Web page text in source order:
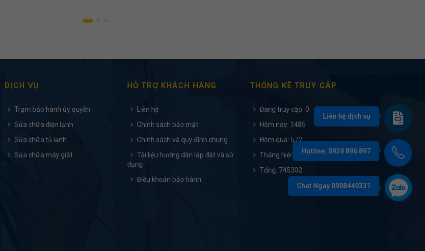
DỊCH VỤ
Trạm bảo hành ủy quyền
Sửa chữa điện lạnh
Sửa chữa tủ lạnh
Sửa chữa máy giặt
HỖ TRỢ KHÁCH HÀNG
Liên hệ
Chính sách bảo mật
Chính sách và quy định chung
Tài liệu hướng dẫn lắp đặt và sử
dụng
Điều khoản bảo hành
THỐNG KÊ TRUY CẬP
Đang truy cập: 0
Hôm nay: 1485
Hôm qua: 572
Tháng hiện tại: 6547
Tổng: 745302